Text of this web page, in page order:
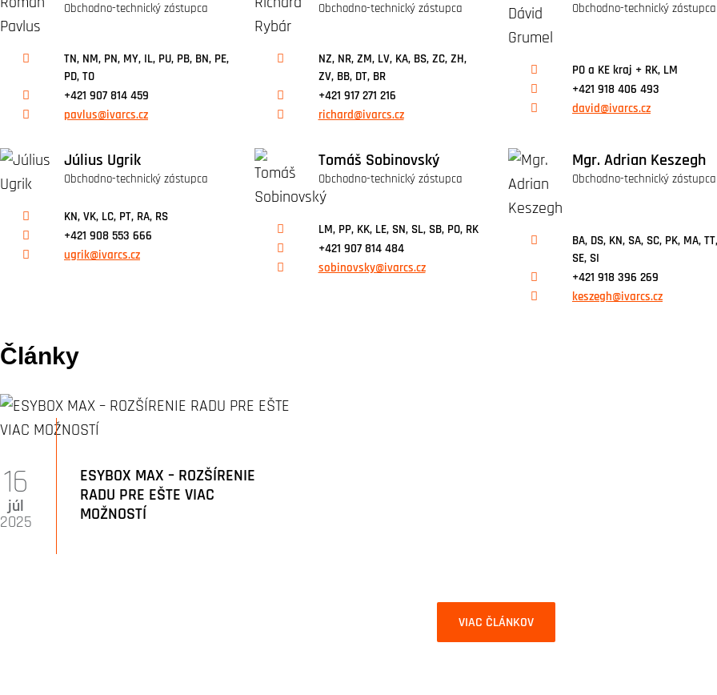
Obchodno-technický zástupca
TN, NM, PN, MY, IL, PU, PB, BN, PE,
PD, TO
+421 907 814 459
pavlus@ivarcs.cz
Obchodno-technický zástupca
NZ, NR, ZM, LV, KA, BS, ZC, ZH,
ZV, BB, DT, BR
+421 917 271 216
richard@ivarcs.cz
Obchodno-technický zástupca
PO a KE kraj + RK, LM
+421 918 406 493
david@ivarcs.cz
Július Ugrik
Obchodno-technický zástupca
KN, VK, LC, PT, RA, RS
+421 908 553 666
ugrik@ivarcs.cz
Tomáš Sobinovský
Obchodno-technický zástupca
LM, PP, KK, LE, SN, SL, SB, PO, RK
+421 907 814 484
sobinovsky@ivarcs.cz
Mgr. Adrian Keszegh
Obchodno-technický zástupca
BA, DS, KN, SA, SC, PK, MA,
SE, SI
+421 918 396 269
keszegh@ivarcs.cz
Články
ESYBOX MAX – ROZŠÍRENIE
RADU PRE EŠTE VIAC
MOŽNOSTÍ
16
júl
2025
VIAC ČLÁNKOV